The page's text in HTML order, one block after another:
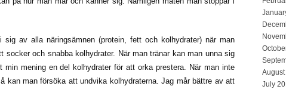
av alla näringsämnen (protein, fett och kolhydrater) när man
socker och snabba kolhydrater. När man tränar kan man unna sig
min mening en del kolhydrater för att orka prestera. När man inte
kan man försöka att undvika kolhydraterna. Jag mår bättre av att
July